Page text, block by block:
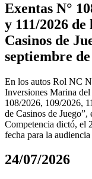
Exentas N°
y 111/2026
Casinos de
septiembre
En los autos Rol NC
Inversiones Marina
108/2026, 109/2026,
de Casinos de
Competencia dictó, el
fecha para la
24/07/2026